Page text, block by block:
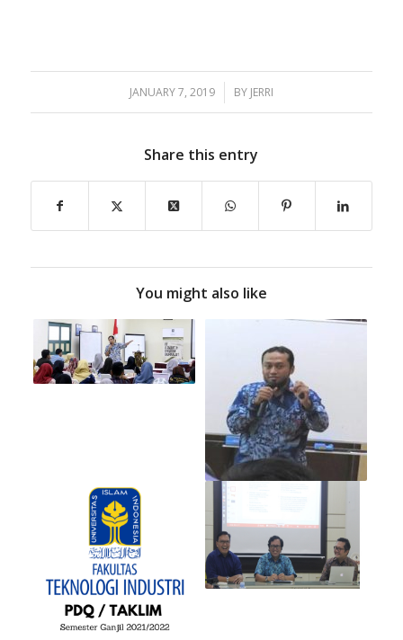
JANUARY 7, 2019
/ BY JERRI
Share this entry
You might also like